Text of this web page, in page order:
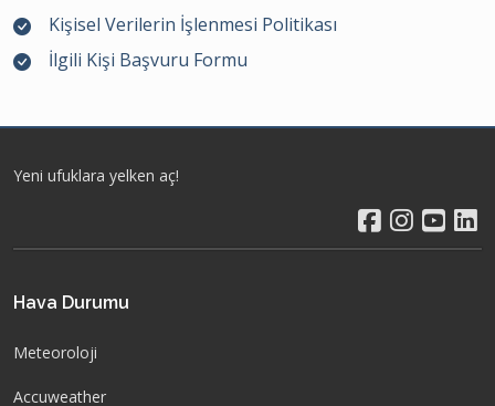
Kişisel Verilerin İşlenmesi Politikası
İlgili Kişi Başvuru Formu
Yeni ufuklara yelken aç!
Hava Durumu
Meteoroloji
Accuweather